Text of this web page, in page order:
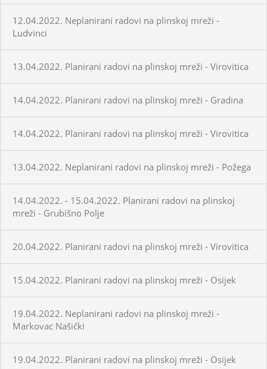
12.04.2022. Neplanirani radovi na plinskoj mreži -
Ludvinci
13.04.2022. Planirani radovi na plinskoj mreži - Virovitica
14.04.2022. Planirani radovi na plinskoj mreži - Gradina
14.04.2022. Planirani radovi na plinskoj mreži - Virovitica
13.04.2022. Neplanirani radovi na plinskoj mreži - Požega
14.04.2022. - 15.04.2022. Planirani radovi na plinskoj
mreži - Grubišno Polje
20.04.2022. Planirani radovi na plinskoj mreži - Virovitica
15.04.2022. Planirani radovi na plinskoj mreži - Osijek
19.04.2022. Neplanirani radovi na plinskoj mreži -
Markovac Našički
19.04.2022. Planirani radovi na plinskoj mreži - Osijek